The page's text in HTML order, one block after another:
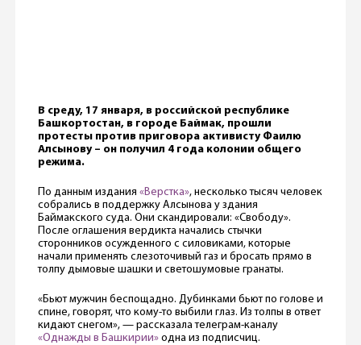
В среду, 17 января, в российской республике
Башкортостан, в городе Баймак, прошли
протесты против приговора активисту Фаилю
Алсынову – он получил 4 года колонии общего
режима.
По данным издания «Верстка», несколько тысяч человек
собрались в поддержку Алсынова у здания
Баймакского суда. Они скандировали: «Свободу».
После оглашения вердикта начались стычки
сторонников осужденного с силовиками, которые
начали применять слезоточивый газ и бросать прямо в
толпу дымовые шашки и светошумовые гранаты.
«Бьют мужчин беспощадно. Дубинками бьют по голове и
спине, говорят, что кому-то выбили глаз. Из толпы в ответ
кидают снегом», — рассказала телеграм-каналу
«Однажды в Башкирии»одна из подписчиц.